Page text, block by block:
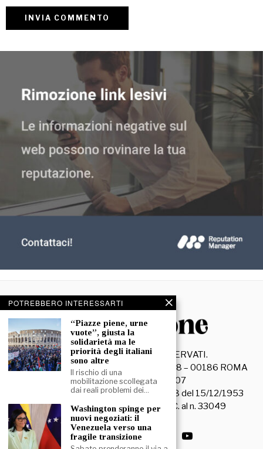
© 2026- TUTTI I DIRITTI RISERVATI.
La Discussione S.r.l. – Piazza Capranica, 78 – 00186 ROMA
C.F. e P. IVA 15045971007
Registrazione Tribunale di Roma n. 3628 del 15/12/1953
La società editrice è iscritta al R.O.C. al n. 33049
POTREBBERO INTERESSARTI
“Piazze piene, urne
vuote”, giusta la
solidarietà ma le
priorità degli italiani
sono altre
Il rischio di una
mobilitazione scollegata
dai reali problemi dei…
Washington spinge per
nuovi negoziati: il
Venezuela verso una
fragile transizione